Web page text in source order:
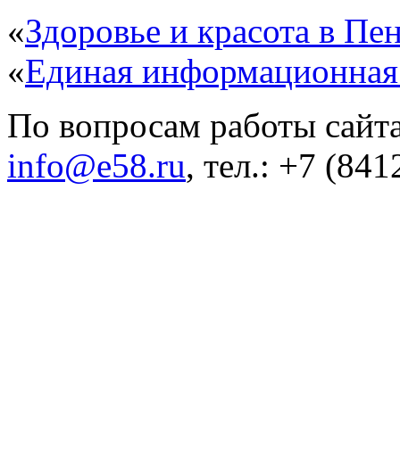
«Здоровье и красота в
«Единая
По вопросам работы
info@e58.ru, тел.: +7